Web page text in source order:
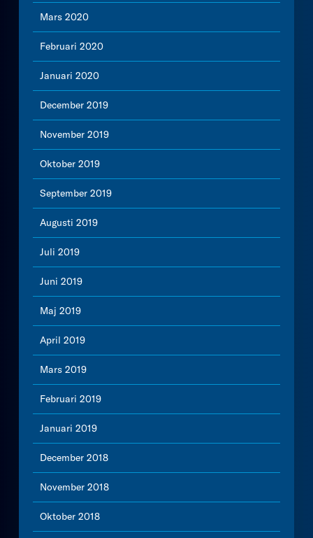
Mars 2020
Februari 2020
Januari 2020
December 2019
November 2019
Oktober 2019
September 2019
Augusti 2019
Juli 2019
Juni 2019
Maj 2019
April 2019
Mars 2019
Februari 2019
Januari 2019
December 2018
November 2018
Oktober 2018